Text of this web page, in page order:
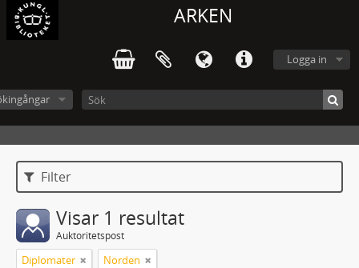
ARKEN
Logga in
Filter
Visar 1 resultat
Auktoritetspost
Diplomater Norden